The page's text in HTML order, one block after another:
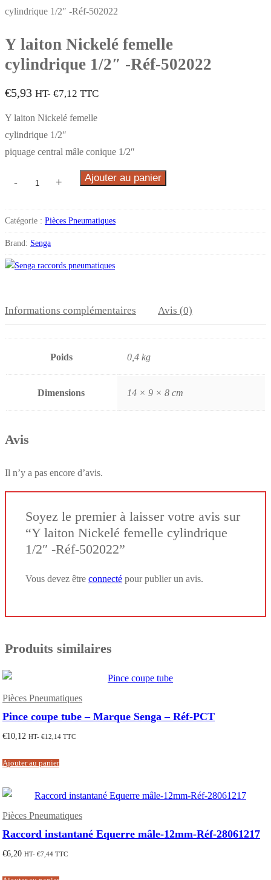
cylindrique 1/2″ -Réf-502022
Y laiton Nickelé femelle
cylindrique 1/2″ -Réf-502022
€5,93 HT- €7,12 TTC
Y laiton Nickelé femelle
cylindrique 1/2″
piquage central mâle conique 1/2″
- + Ajouter au panier
Catégorie : Pièces Pneumatiques
Brand: Senga
Informations complémentaires Avis (0)
Poids 0,4 kg
Dimensions 14 × 9 × 8 cm
Avis
Il n’y a pas encore d’avis.
Soyez le premier à laisser votre avis sur
“Y laiton Nickelé femelle cylindrique
1/2″ -Réf-502022”
Vous devez être connecté pour publier un avis.
Produits similaires
Pièces Pneumatiques
Pince coupe tube – Marque Senga – Réf-PCT
€10,12 HT- €12,14 TTC
Ajouter au panier
Pièces Pneumatiques
Raccord instantané Equerre mâle-12mm-Réf-28061217
€6,20 HT- €7,44 TTC